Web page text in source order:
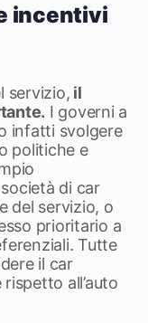
incentivi
servizio, il
I governi a
infatti svolgere
politiche e
di car
del servizio, o
prioritario a
Tutte
il car
all’auto